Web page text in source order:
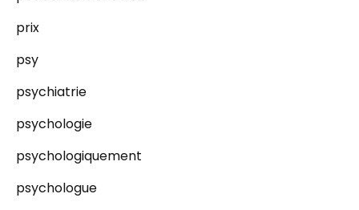
prix
psy
psychiatrie
psychologie
psychologiquement
psychologue